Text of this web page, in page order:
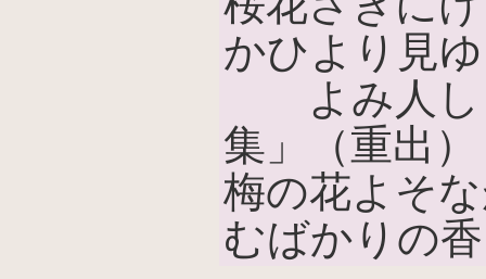
かひより見
よみ人し
集」（重出）
梅の花よそ
むばかりの